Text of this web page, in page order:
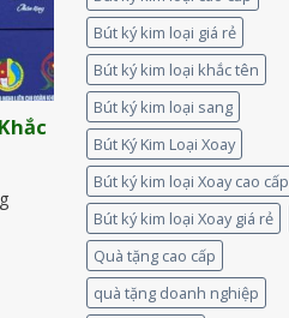
Bút ký kim loại giá rẻ
Bút ký kim loại khắc tên
Bút ký kim loại sang
Bút Ký Kim Loại Xoay
Bút ký kim loại Xoay cao cấp
Bút ký kim loại Xoay giá rẻ
Quà tặng cao cấp
quà tặng doanh nghiệp